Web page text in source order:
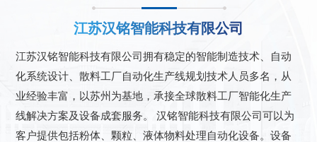
江苏汉铭智能科技有限公司
江苏汉铭智能科技有限公司拥有稳定的智能制造技术、自动
化系统设计、散料工厂自动化生产线规划技术人员多名，从
业经验丰富，以苏州为基地，承接全球散料工厂智能化生产
线解决方案及设备成套服务。 汉铭智能科技有限公司可以为
客户提供包括粉体、颗粒、液体物料处理自动化设备。设备